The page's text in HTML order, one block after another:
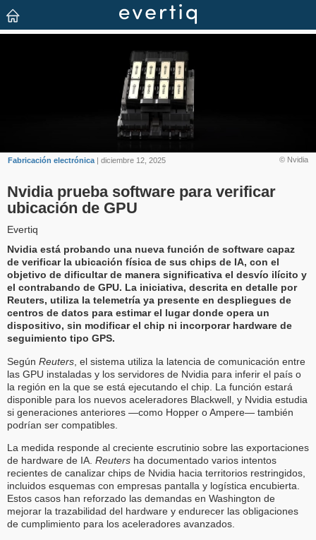
© Nvidia
Fabricación electrónica | diciembre 12, 2025
Nvidia prueba software para verificar
ubicación de GPU
Evertiq
Nvidia está probando una nueva función de software capaz
de verificar la ubicación física de sus chips de IA, con el
objetivo de dificultar de manera significativa el desvío ilícito y
el contrabando de GPU. La iniciativa, descrita en detalle por
Reuters, utiliza la telemetría ya presente en despliegues de
centros de datos para estimar el lugar donde opera un
dispositivo, sin modificar el chip ni incorporar hardware de
seguimiento tipo GPS.
Según Reuters , el sistema utiliza la latencia de comunicación entre
las GPU instaladas y los servidores de Nvidia para inferir el país o
la región en la que se está ejecutando el chip. La función estará
disponible para los nuevos aceleradores Blackwell, y Nvidia estudia
si generaciones anteriores —como Hopper o Ampere— también
podrían ser compatibles.
La medida responde al creciente escrutinio sobre las exportaciones
de hardware de IA. Reuters ha documentado varios intentos
recientes de canalizar chips de Nvidia hacia territorios restringidos,
incluidos esquemas con empresas pantalla y logística encubierta.
Estos casos han reforzado las demandas en Washington de
mejorar la trazabilidad del hardware y endurecer las obligaciones
de cumplimiento para los aceleradores avanzados.